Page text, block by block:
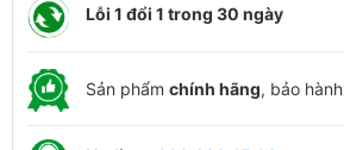
Lỗi 1 đổi 1 trong 30 ngày
Sản phẩm chính hãng, bảo hành